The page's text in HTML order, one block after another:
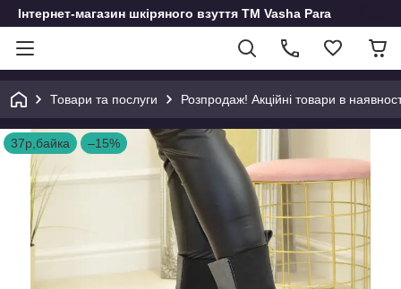
Інтернет-магазин шкіряного взуття ТМ Vasha Para
Товари та послуги Розпродаж! Акційні товари в
37р,байка –15%